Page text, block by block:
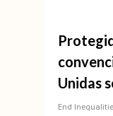
Unidas
End